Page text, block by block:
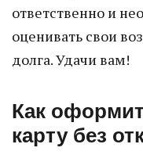
ответственно и
оценивать свои
долга. Удачи вам!
Как
карту без